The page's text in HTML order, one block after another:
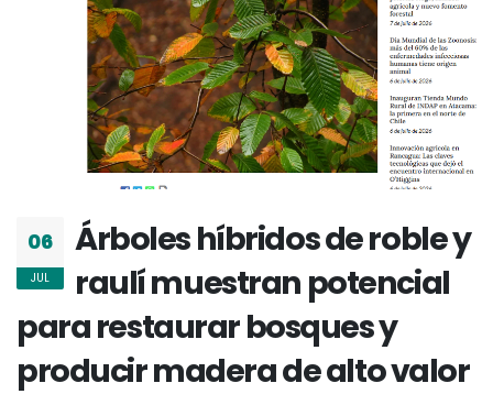
06
JUL
Árboles híbridos de roble y
raulí muestran potencial
para restaurar bosques y
producir madera de alto valor